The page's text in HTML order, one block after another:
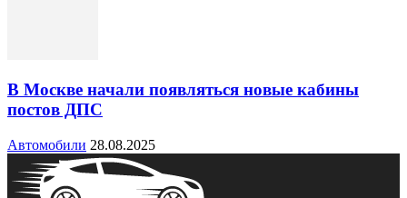
В Москве начали появляться новые кабины
постов ДПС
Автомобили 28.08.2025